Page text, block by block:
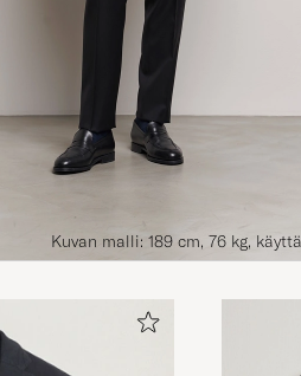
Kuvan malli: 189 cm, 76 kg,